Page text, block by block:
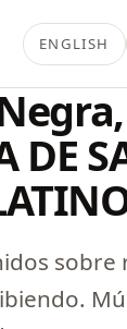
ENGLISH
DE
sobre